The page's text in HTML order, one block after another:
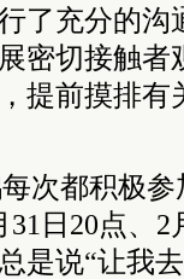
了充分的沟
密切接触者
提前摸排有
次都积极参
日20点、2
是说“让我